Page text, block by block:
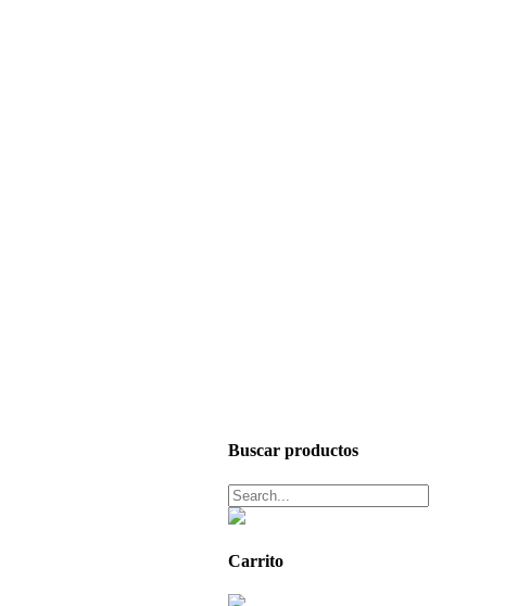
Buscar productos
Carrito